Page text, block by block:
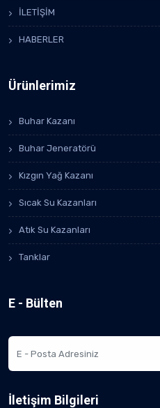
İLETİŞİM
HABERLER
Ürünlerimiz
Buhar Kazanı
Buhar Jeneratörü
Kızgın Yağ Kazanı
Sıcak Su Kazanları
Atık Su Kazanları
Tanklar
E - Bülten
İletişim Bilgileri